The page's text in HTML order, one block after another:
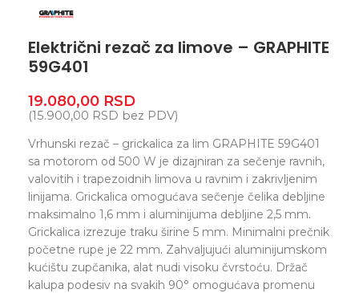
Električni rezač za limove – GRAPHITE
59G401
19.080,00 RSD
(15.900,00 RSD bez PDV)
Vrhunski rezač – grickalica za lim GRAPHITE 59G401
sa motorom od 500 W je dizajniran za sečenje ravnih,
valovitih i trapezoidnih limova u ravnim i zakrivljenim
linijama. Grickalica omogućava sečenje čelika debljine
maksimalno 1,6 mm i aluminijuma debljine 2,5 mm.
Grickalica izrezuje traku širine 5 mm. Minimalni prečnik
početne rupe je 22 mm. Zahvaljujući aluminijumskom
kućištu zupčanika, alat nudi visoku čvrstoću. Držač
kalupa podesiv na svakih 90° omogućava promenu